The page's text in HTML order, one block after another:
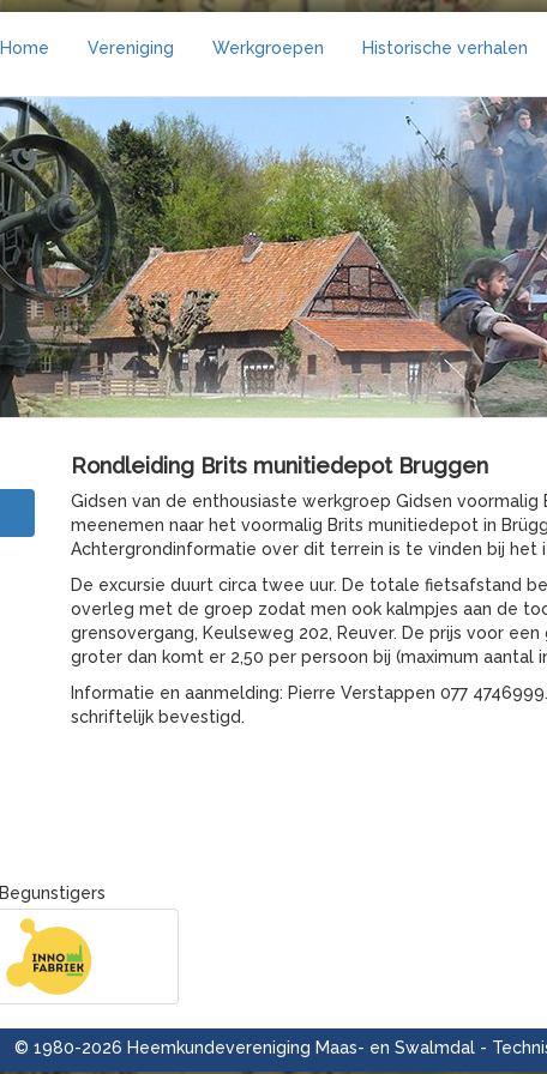
Home Vereniging Werkgroepen Historische verhalen
Rondleiding Brits munitiedepot Bruggen
Gidsen van de enthousiaste werkgroep Gidsen
meenemen naar het voormalig Brits munitiedepot in
Achtergrondinformatie over dit terrein is te vinden bij het
De excursie duurt circa twee uur. De totale fietsafstand
overleg met de groep zodat men ook kalmpjes aan de
grensovergang, Keulseweg 202, Reuver. De prijs voor
groter dan komt er 2,50 per persoon bij (maximum aantal
Informatie en aanmelding: Pierre Verstappen 077
schriftelijk bevestigd.
Begunstigers
© 1980-2026 Heemkundevereniging Maas- en Swalmdal -